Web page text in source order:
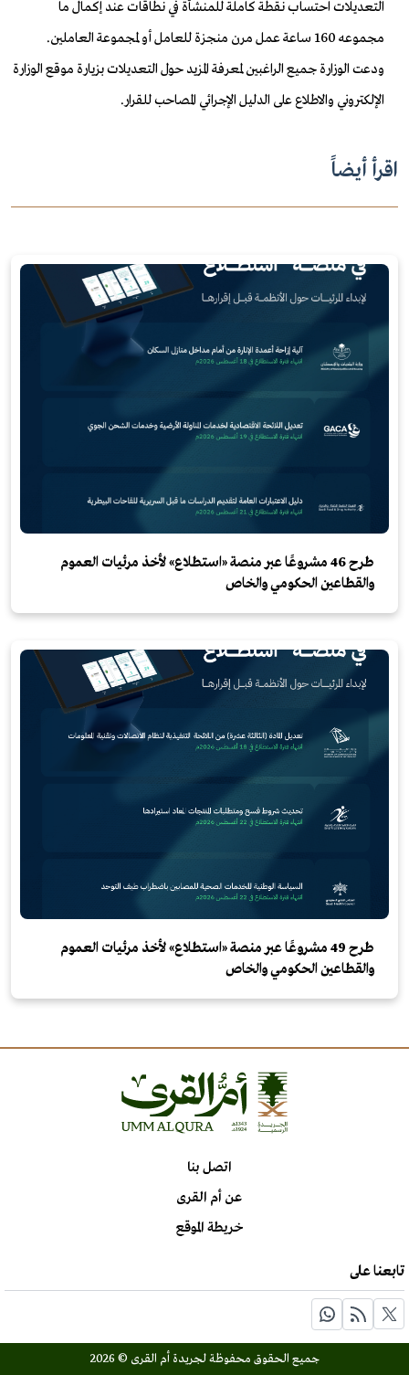
التعديلات احتساب نقطة كاملة للمنشأة في نطاقات عند إكمال ما
مجموعه 160 ساعة عمل مرن منجزة للعامل أو لمجموعة العاملين.
ودعت الوزارة جميع الراغبين لمعرفة المزيد حول التعديلات بزيارة موقع الوزارة
الإلكتروني والاطلاع على الدليل الإجرائي المصاحب للقرار.
اقرأ أيضاً
طرح 46 مشروعًا عبر منصة «استطلاع» لأخذ مرئيات العموم
والقطاعين الحكومي والخاص
طرح 49 مشروعًا عبر منصة «استطلاع» لأخذ مرئيات العموم
والقطاعين الحكومي والخاص
اتصل بنا
عن أم القرى
خريطة الموقع
تابعنا على
جميع الحقوق محفوظة لجريدة أم القرى © 2026